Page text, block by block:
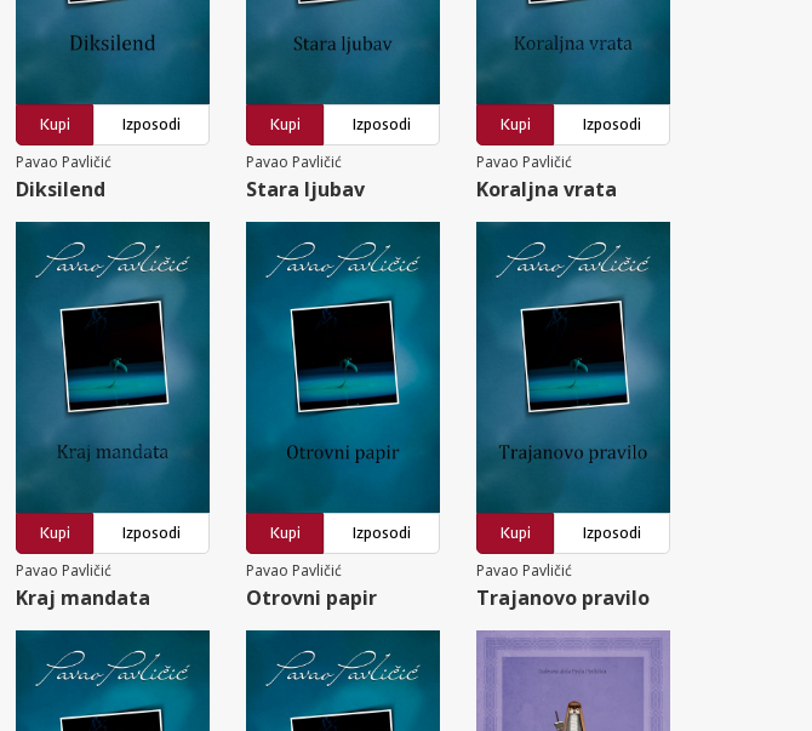
Kupi
Izposodi
Pavao Pavličić
Diksilend
Kupi
Izposodi
Pavao Pavličić
Stara ljubav
Kupi
Izposodi
Pavao Pavličić
Koraljna vrata
Kupi
Izposodi
Pavao Pavličić
Kraj mandata
Kupi
Izposodi
Pavao Pavličić
Otrovni papir
Kupi
Izposodi
Pavao Pavličić
Trajanovo pravilo